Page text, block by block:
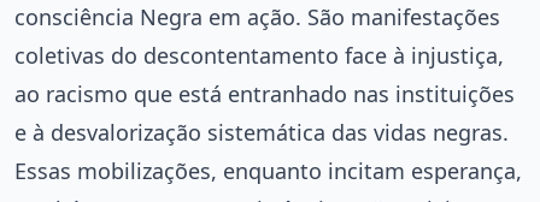
consciência Negra em ação. São manifestações
coletivas do descontentamento face à injustiça,
ao racismo que está entranhado nas instituições
e à desvalorização sistemática das vidas negras.
Essas mobilizações, enquanto incitam esperança,